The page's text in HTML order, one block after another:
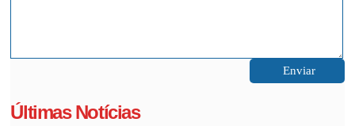
Últimas Notícias